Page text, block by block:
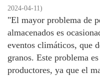
2024-04-11)
"El mayor problema de
almacenados es
eventos climáticos, que
granos. Este problema
productores, ya que el